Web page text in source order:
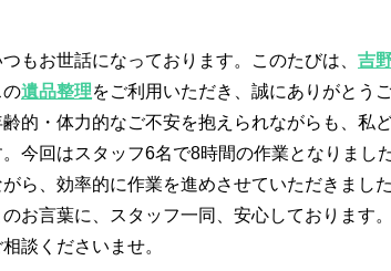
もお世話になっております。このたびは、 吉
遺品整理をご利用いただき、誠にありがとう
的・体力的なご不安を抱えられながらも、私
今回はスタッフ6名で8時間の作業となりまし
ら、効率的に作業を進めさせていただきまし
のお言葉に、スタッフ一同、安心しております
談くださいませ。